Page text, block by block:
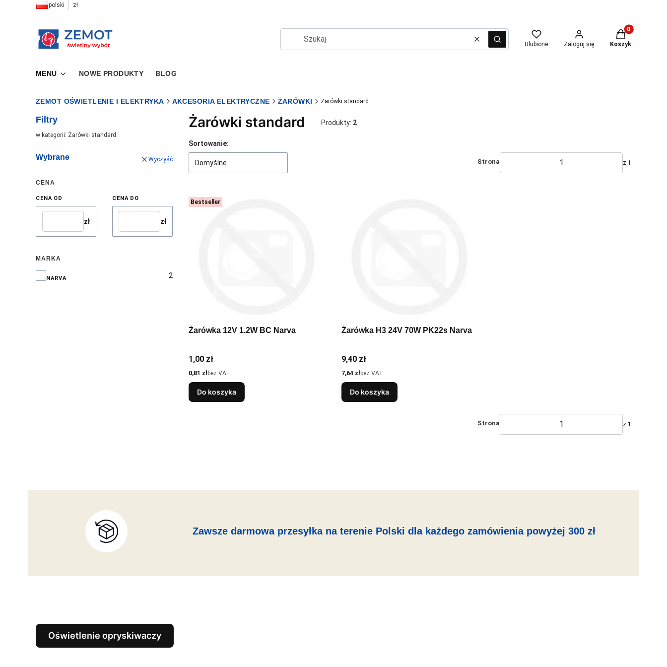
polski zł
WyczyśćSzukaj Ulubione Zaloguj się
Produkty w
Koszyk
MENU NOWE PRODUKTY BLOG
ZEMOT OŚWIETLENIE I ELEKTRYKA AKCESORIA ELEKTRYCZNE ŻARÓWKI Żarówki standard
Filtry
w kategorii: Żarówki standard
Wybrane Wyczyść
CENA
CENA OD
zł
CENA DO
zł
MARKA
Marka
NARVA 2
Żarówki standard Produkty: 2
Lista produktów
Sortowanie:
Domyślne Strona z 1
Bestseller
Żarówka 12V 1.2W BC Narva
Cena
1,00 zł
Cena
0,81 złbez VAT
Do koszyka
Żarówka H3 24V 70W PK22s Narva
Cena
9,40 zł
Cena
7,64 złbez VAT
Do koszyka
Strona z 1
Zawsze darmowa przesyłka na terenie Polski dla każdego zamówienia powyżej 300 zł
Oświetlenie opryskiwaczy